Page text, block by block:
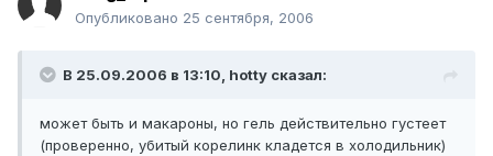
Опубликовано 25 сентября, 2006
В 25.09.2006 в 13:10, hotty сказал:
может быть и макароны, но гель действительно густеет
(проверенно, убитый корелинк кладется в холодильник)